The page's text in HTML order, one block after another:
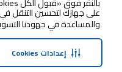
على جهازك لتحسين التنقل
والمساعدة في جهودنا
إعدادات Cookies
الصفحة الرئيسية الفئات